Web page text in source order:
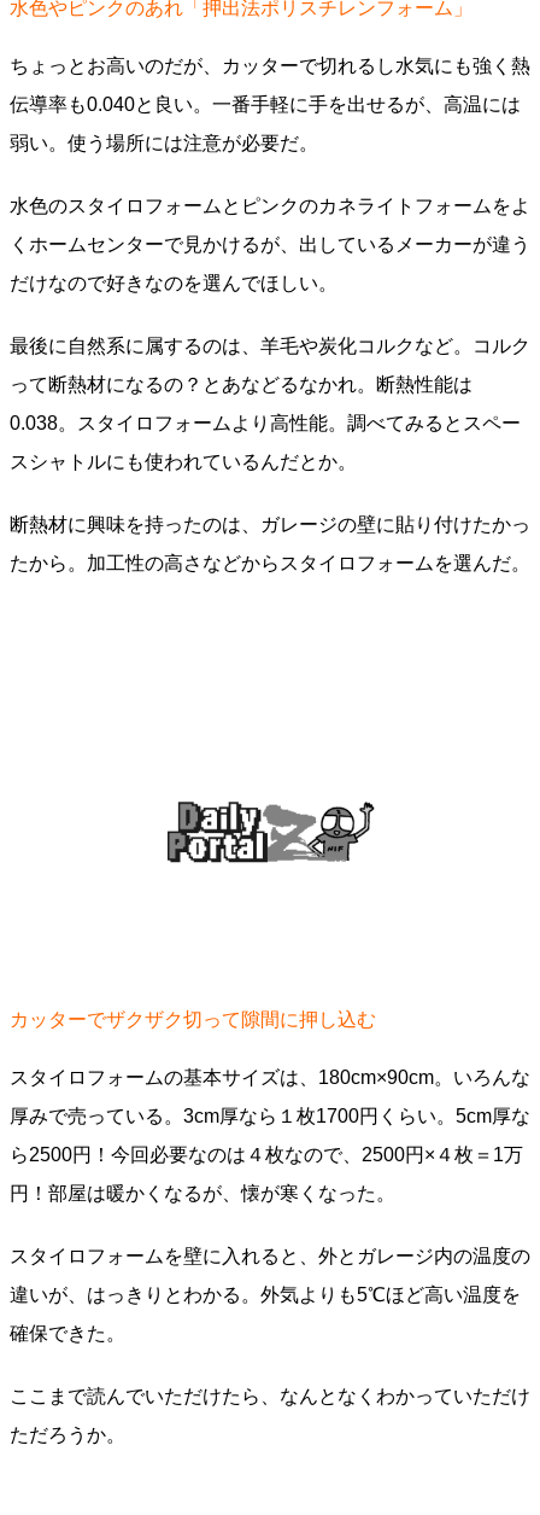
水色やピンクのあれ「押出法ポリスチレンフォーム」
ちょっとお高いのだが、カッターで切れるし水気にも強く熱
伝導率も0.040と良い。一番手軽に手を出せるが、高温には
弱い。使う場所には注意が必要だ。
水色のスタイロフォームとピンクのカネライトフォームをよ
くホームセンターで見かけるが、出しているメーカーが違う
だけなので好きなのを選んでほしい。
最後に自然系に属するのは、羊毛や炭化コルクなど。コルク
って断熱材になるの？とあなどるなかれ。断熱性能は
0.038。スタイロフォームより高性能。調べてみるとスペー
スシャトルにも使われているんだとか。
断熱材に興味を持ったのは、ガレージの壁に貼り付けたかっ
たから。加工性の高さなどからスタイロフォームを選んだ。
カッターでザクザク切って隙間に押し込む
スタイロフォームの基本サイズは、180cm×90cm。いろんな
厚みで売っている。3cm厚なら１枚1700円くらい。5cm厚な
ら2500円！今回必要なのは４枚なので、2500円×４枚＝1万
円！部屋は暖かくなるが、懐が寒くなった。
スタイロフォームを壁に入れると、外とガレージ内の温度の
違いが、はっきりとわかる。外気よりも5℃ほど高い温度を
確保できた。
ここまで読んでいただけたら、なんとなくわかっていただけ
ただろうか。